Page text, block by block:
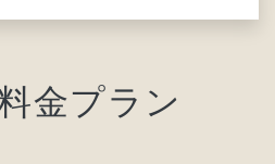
金プラン